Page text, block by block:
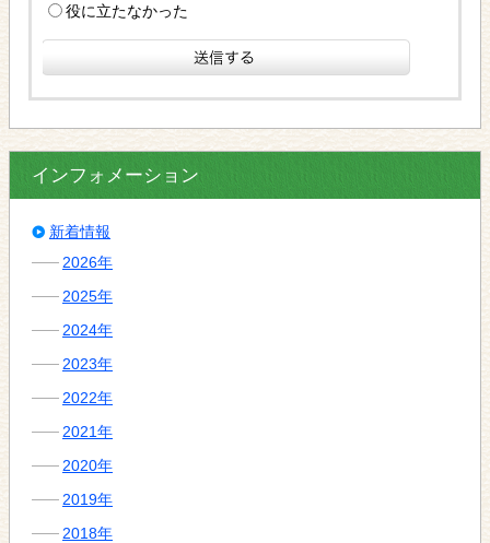
役に立たなかった
インフォメーション
新着情報
2026年
2025年
2024年
2023年
2022年
2021年
2020年
2019年
2018年